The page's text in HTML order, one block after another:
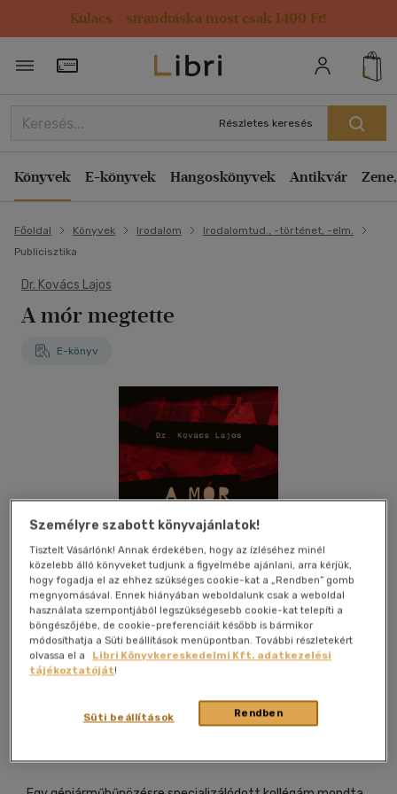
Kulacs / strandtáska most csak 1499 Ft!
Törzsvásárlói Kártya adatai
Részletes keresés
Könyvek E-könyvek Hangoskönyvek Antikvár
Főoldal Könyvek Irodalom
Irodalomtud., -történet, -elm.
Publicisztika
Dr. Kovács Lajos
A mór megtette
E-könyv
Személyre szabott könyvajánlatok!
Tisztelt Vásárlónk! Annak érdekében, hogy az ízléséhez minél
közelebb álló könyveket tudjunk a figyelmébe ajánlani, arra kérjük,
hogy fogadja el az ehhez szükséges cookie-kat a „Rendben” gomb
megnyomásával. Ennek hiányában weboldalunk csak a weboldal
használata szempontjából legszükségesebb cookie-kat telepíti a
böngészőjébe, de cookie-preferenciáit később is bármikor
módosíthatja a Süti beállítások menüpontban. További részletekért
olvassa el a
Libri Könyvkereskedelmi Kft. adatkezelési
tájékoztatóját!
Rendben
Süti beállítások